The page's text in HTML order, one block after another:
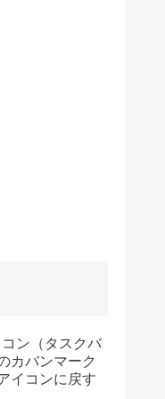
ン（タスクバ
カバンマーク
コンに戻す